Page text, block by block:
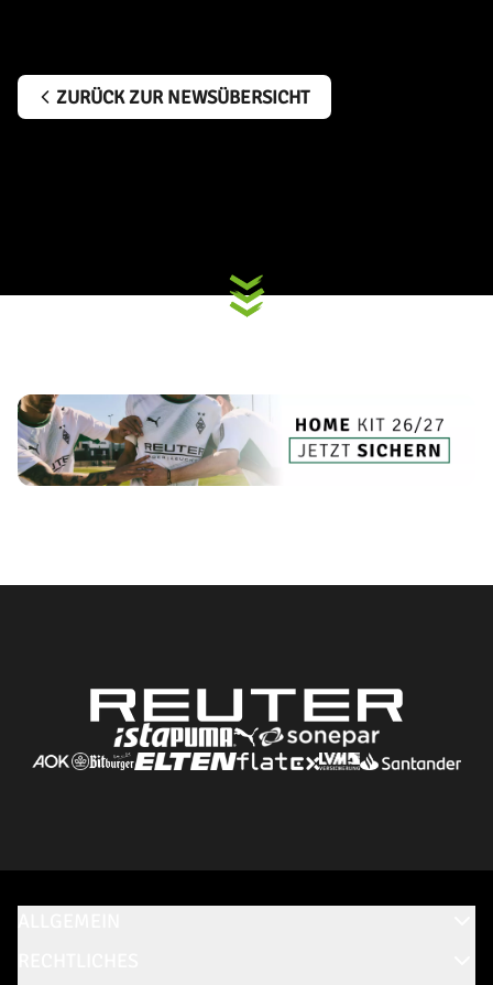
ZURÜCK ZUR NEWSÜBERSICHT